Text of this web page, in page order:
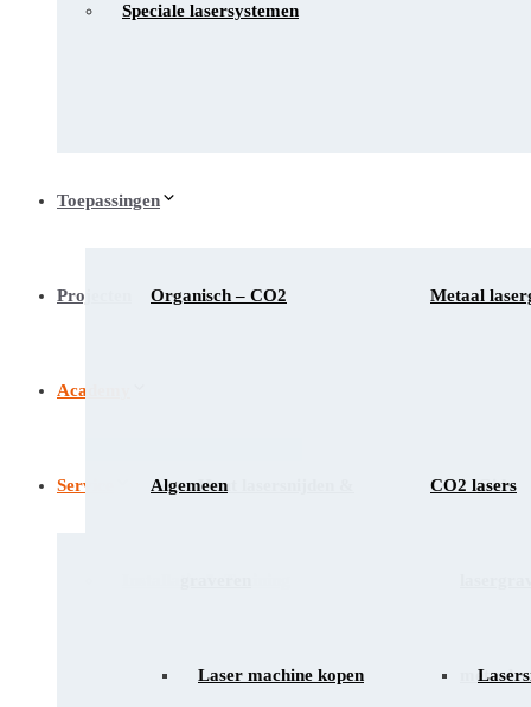
Speciale lasersystemen
Toepassingen
Organisch – CO2
Hout lasersnijden &
Metaal
Gids
metaal
Projecten
Academy
Algemeen
Laser machine kopen
CO2 lasers
Service